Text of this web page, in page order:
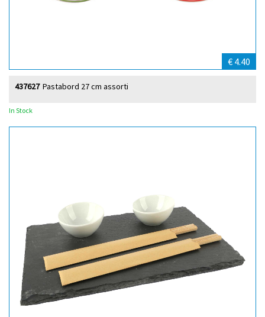
€ 4.40
Pastabord 27 cm assorti
437627
In Stock